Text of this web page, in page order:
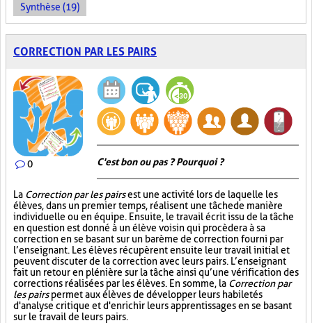
Synthèse (19)
CORRECTION PAR LES PAIRS
0 C'est bon ou pas ? Pourquoi ?
La Correction par les pairsest une activité lors de laquelle les
élèves, dans un premier temps, réalisent une tâche de manière
individuelle ou en équipe. Ensuite, le travail écrit issu de la tâche
en question est donné à un élève voisin qui procèdera à sa
correction en se basant sur un barème de correction fourni par
l’enseignant. Les élèves récupèrent ensuite leur travail initial et
peuvent discuter de la correction avec leurs pairs. L’enseignant
fait un retour en plénière sur la tâche ainsi qu’une vérification des
corrections réalisées par les élèves. En somme, la Correction par
les pairspermet aux élèves de développer leurs habiletés
d'analyse critique et d'enrichir leurs apprentissages en se basant
sur le travail de leurs pairs.